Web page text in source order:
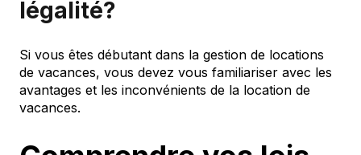
légalité?
Si vous êtes débutant dans la gestion de locations
de vacances, vous devez vous familiariser avec les
avantages et les inconvénients de la location de
vacances.